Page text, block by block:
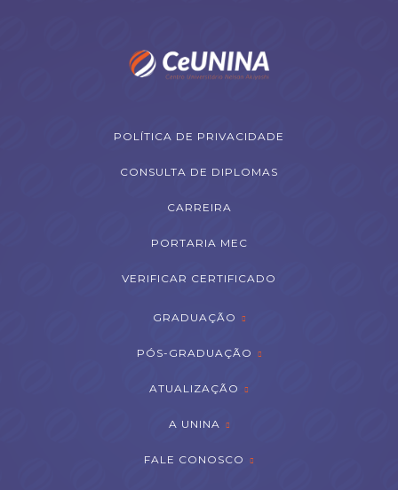
POLÍTICA DE PRIVACIDADE
CONSULTA DE DIPLOMAS
CARREIRA
PORTARIA MEC
VERIFICAR CERTIFICADO
GRADUAÇÃO
PÓS-GRADUAÇÃO
ATUALIZAÇÃO
A UNINA
FALE CONOSCO